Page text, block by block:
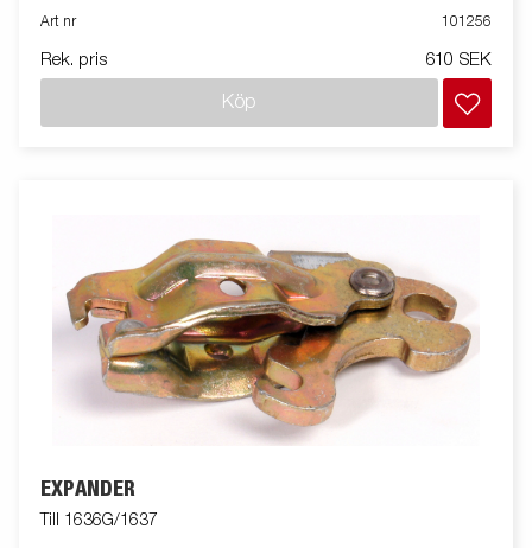
Art nr 101256
Rek. pris 610 SEK
Köp
EXPANDER
Till 1636G/1637